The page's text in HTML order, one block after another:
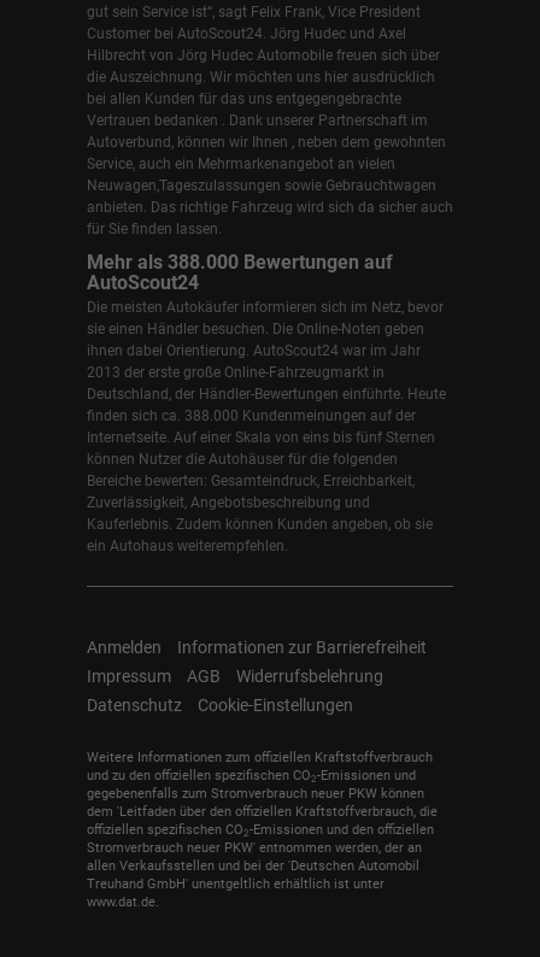
gut sein Service ist“, sagt Felix Frank, Vice President
Customer bei AutoScout24. Jörg Hudec und Axel
Hilbrecht von Jörg Hudec Automobile freuen sich über
die Auszeichnung. Wir möchten uns hier ausdrücklich
bei allen Kunden für das uns entgegengebrachte
Vertrauen bedanken . Dank unserer Partnerschaft im
Autoverbund, können wir Ihnen , neben dem gewohnten
Service, auch ein Mehrmarkenangebot an vielen
Neuwagen,Tageszulassungen sowie Gebrauchtwagen
anbieten. Das richtige Fahrzeug wird sich da sicher auch
für Sie finden lassen.
Mehr als 388.000 Bewertungen auf
AutoScout24
Die meisten Autokäufer informieren sich im Netz, bevor
sie einen Händler besuchen. Die Online-Noten geben
ihnen dabei Orientierung. AutoScout24 war im Jahr
2013 der erste große Online-Fahrzeugmarkt in
Deutschland, der Händler-Bewertungen einführte. Heute
finden sich ca. 388.000 Kundenmeinungen auf der
Internetseite. Auf einer Skala von eins bis fünf Sternen
können Nutzer die Autohäuser für die folgenden
Bereiche bewerten: Gesamteindruck, Erreichbarkeit,
Zuverlässigkeit, Angebotsbeschreibung und
Kauferlebnis. Zudem können Kunden angeben, ob sie
ein Autohaus weiterempfehlen.
Anmelden
Informationen zur Barrierefreiheit
Impressum
AGB
Widerrufsbelehrung
Datenschutz
Cookie-Einstellungen
Weitere Informationen zum offiziellen Kraftstoffverbrauch
und zu den offiziellen spezifischen CO2-Emissionen und
gegebenenfalls zum Stromverbrauch neuer PKW können
dem 'Leitfaden über den offiziellen Kraftstoffverbrauch, die
offiziellen spezifischen CO2-Emissionen und den offiziellen
Stromverbrauch neuer PKW' entnommen werden, der an
allen Verkaufsstellen und bei der 'Deutschen Automobil
Treuhand GmbH' unentgeltlich erhältlich ist unter
www.dat.de.